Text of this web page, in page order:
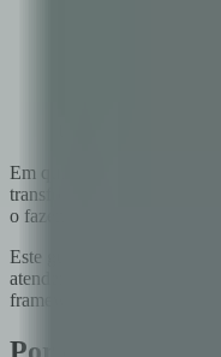
Um framework
Em quinze anos
transformadores que se
o fazem por deficiências
Este guia representa o que
atendendo clientes
framework para construir
Por que 85%